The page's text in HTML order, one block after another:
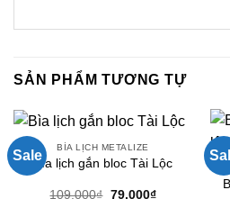
SẢN PHẨM TƯƠNG TỰ
Sale
BÌA LỊCH METALIZE
Bìa lịch gắn bloc Tài Lộc
109.000₫ Giá
79.000₫Giá